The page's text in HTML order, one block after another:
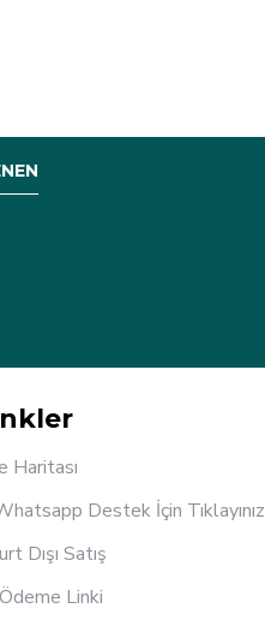
Haritası
Destek İçin Tıklayınız
Dışı Satış
Ödeme Linki